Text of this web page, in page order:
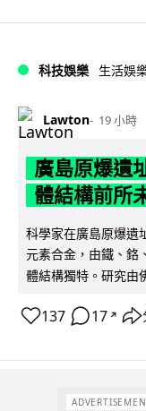
科技娛樂 生活娛
Lawton 19 小時
廣島原爆遺
體結構前所
科學家在廣島原爆遺
元素合金，由鐵、鉻
體結構獨特。研究由
137 17 ↗